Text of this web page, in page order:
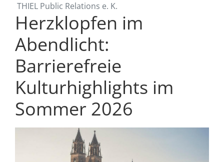
THIEL Public Relations e. K.
Herzklopfen im
Abendlicht:
Barrierefreie
Kulturhighlights im
Sommer 2026